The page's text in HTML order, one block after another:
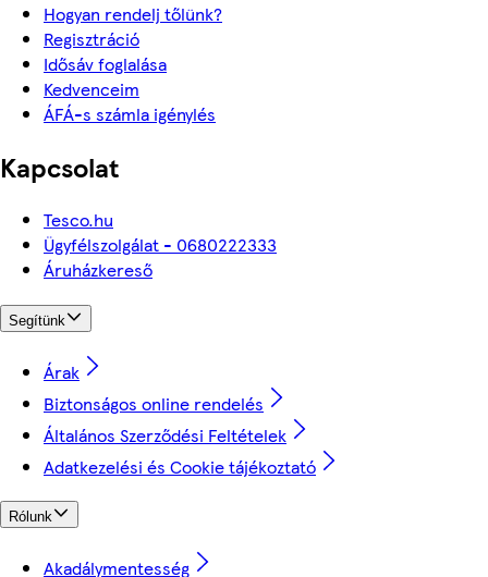
Hogyan rendelj tőlünk?
Regisztráció
Idősáv foglalása
Kedvenceim
ÁFÁ-s számla igénylés
Kapcsolat
Tesco.hu
Ügyfélszolgálat - 0680222333
Áruházkereső
Segítünk
Árak
Biztonságos online rendelés
Általános Szerződési Feltételek
Adatkezelési és Cookie tájékoztató
Rólunk
Akadálymentesség